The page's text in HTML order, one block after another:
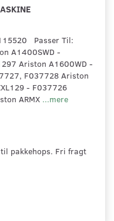
Passer Til:
A1400SWD -
Ariston A1600WD -
F037728 Ariston
- F037726
ARMX ...mere
pakkehops. Fri fragt